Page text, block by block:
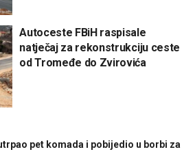
Autoceste FBiH raspisale
natječaj za rekonstrukciju ceste
od Tromeđe do Zvirovića
pet komada i pobijedio u borbi za